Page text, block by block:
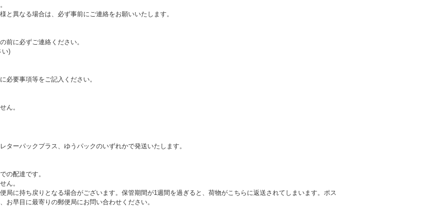
と異なる場合は、必ず事前にご連絡をお願いいたします。
前に必ずご連絡ください。
い)
必要事項等をご記入ください。
ん。
ターパックプラス、ゆうパックのいずれかで発送いたします。
の配達です。
ん。
局に持ち戻りとなる場合がございます。保管期間が1週間を過ぎると、荷物がこちらに返送されてしまいます。ポス
お早目に最寄りの郵便局にお問い合わせください。